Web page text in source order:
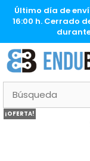
SaltarÚltimo día de
16:00 h. Cerrado
¡OFERTA!